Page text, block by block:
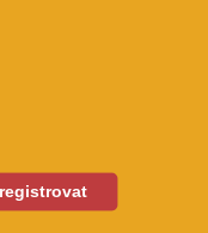
00
registrovat